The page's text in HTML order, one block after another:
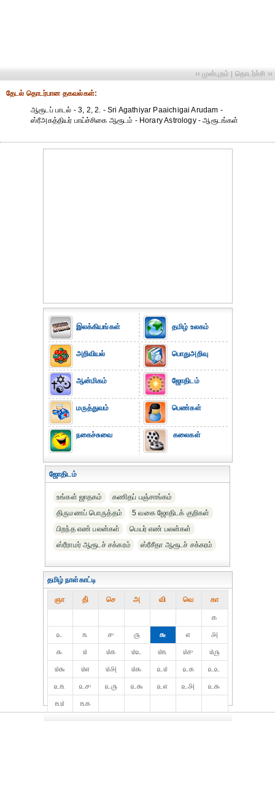
‹‹ முன்புறம் | தொடர்ச்சி ››
தேட‌ல் தொட‌ர்பான தகவ‌ல்க‌ள்:
ஆரூடப் பாடல் - 3, 2, 2. - Sri Agathiyar Paaichigai Arudam -
ஸ்ரீஅகத்தியர் பாய்ச்சிகை ஆரூடம் - Horary Astrology - ஆரூடங்கள்
இலக்கியங்கள்
அறிவியல்
ஆன்மிகம்
மருத்துவம்
நகைச்சுவை
தமிழ் உலகம்
பொதுஅறிவு
ஜோதிடம்
பெண்கள்
கலைகள்
ஜோதிடம்
உங்கள் ஜாதகம்
கணிதப் பஞ்சாங்கம்
திருமணப் பொருத்தம்
5 வகை ஜோதிடக் குறிகள்
பிறந்த எண் பலன்கள்
பெயர் எண் பலன்கள்
ஸ்ரீராமர் ஆரூடச் சக்கரம்
ஸ்ரீசீதா ஆரூடச் சக்கரம்
தமிழ் நாள்காட்டி
ஞா தி் செ அ வி வெ கா
௧
௨
௩ ௪ ௫ ௬ ௭
௮
௯
௰ ௰௧ ௰௨ ௰௩ ௰௪
௰௫
௰௬
௰௭ ௰௮ ௰௯ ௨௰ ௨௧
௨௨
௨௩
௨௪ ௨௫ ௨௬ ௨௭ ௨௮
௨௯
௩௰
௩௧